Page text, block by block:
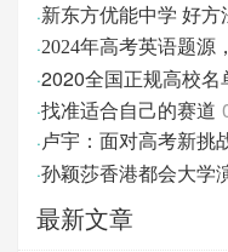
·新东方优能中学 好方
·2024年高考英语题源
·2020全国正规高校名
·找准适合自己的赛道
·卢宇：面对高考新挑
·
最新文章